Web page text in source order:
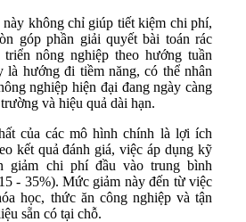
không chỉ giúp tiết kiệm chi phí,
góp phần giải quyết bài toán rác
nông nghiệp theo hướng tuần
là hướng đi tiềm năng, có thể nhân
nghiệp hiện đại đang ngày càng
và hiệu quả dài hạn.
của các mô hình chính là lợi ích
kết quả đánh giá, việc áp dụng kỹ
giảm chi phí đầu vào trung bình
- 35%). Mức giảm này đến từ việc
học, thức ăn công nghiệp và tận
sẵn có tại chỗ.